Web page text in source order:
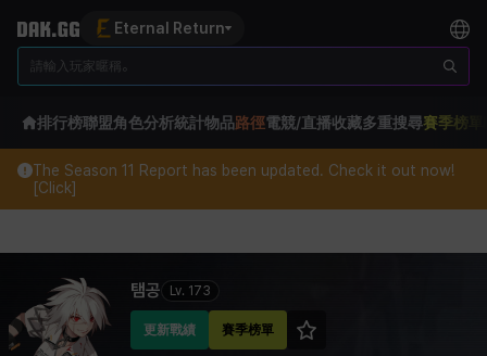
Eternal Return
排行榜聯盟角色分析統計物品路徑電競/直播收藏多重搜尋賽季榜單
The Season 11 Report has been updated. Check it out now!
[Click]
탬공
Lv. 173
更新戰績 賽季榜單